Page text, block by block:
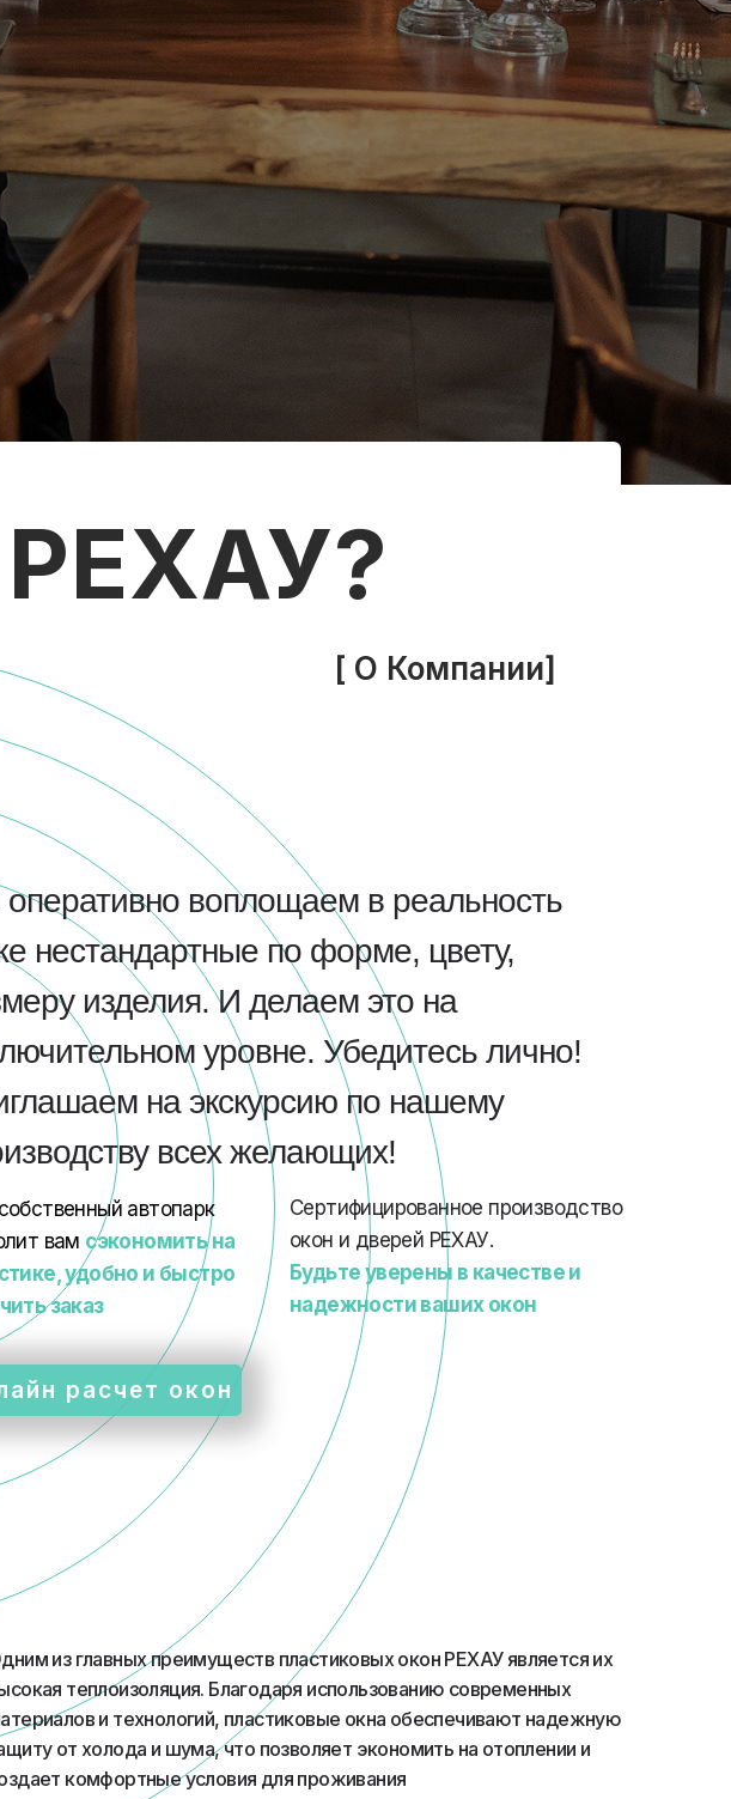
[ О Компании]
воплощаем в реальность
нестандартные по форме, цвету,
изделия. И делаем это на
уровне. Убедитесь лично!
на экскурсию по нашему
всех желающих!
автопарк
вам сэкономить на
удобно и быстро
заказ
Сертифицированное производство
окон и дверей РЕХАУ.
Будьте уверены в качестве и
надежности ваших окон
расчет окон
из главных преимуществ пластиковых окон РЕХАУ является их
теплоизоляция. Благодаря использованию современных
и технологий, пластиковые окна обеспечивают надежную
от холода и шума, что позволяет экономить на отоплении и
комфортные условия для проживания